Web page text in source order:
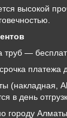
высокой
труб —
платежа
(накладная,
в день
городу